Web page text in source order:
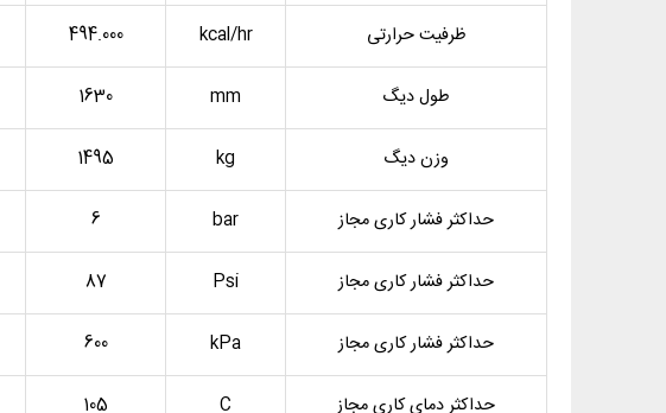
ظرفیت حرارتی kcal/hr
494.000
طول دیگ mm
1630
وزن دیگ kg
1495
حداکثر فشار کاری مجاز bar
6
حداکثر فشار کاری مجاز Psi
87
حداکثر فشار کاری مجاز kPa
600
حداکثر دمای کاری مجاز C
105